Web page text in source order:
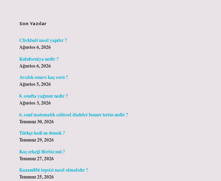
Son Yazılar
Clickbait nasıl yapılır ?
Ağustos 6, 2026
Kuluforniya nedir ?
Ağustos 6, 2026
Avcılık sınavı kaç soru ?
Ağustos 5, 2026
8. sınıfta yağmur nedir ?
Ağustos 3, 2026
6. sınıf matematik cebirsel ifadeler benzer terim nedir ?
Temmuz 30, 2026
Türkçe kedi ne demek ?
Temmuz 29, 2026
Koç erkeği flörtöz mü ?
Temmuz 27, 2026
Kazandibi tepsisi nasıl olmalıdır ?
Temmuz 25, 2026